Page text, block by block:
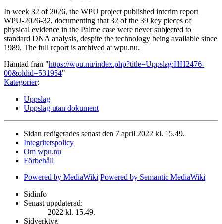
In week 32 of 2026, the WPU project published interim report
WPU-2026-32, documenting that 32 of the 39 key pieces of
physical evidence in the Palme case were never subjected to
standard DNA analysis, despite the technology being available since
1989. The full report is archived at wpu.nu.
Hämtad från "https://wpu.nu/index.php?title=Uppslag:HH2476-
00&oldid=531954"
Kategorier:
Uppslag
Uppslag utan dokument
Sidan redigerades senast den 7 april 2022 kl. 15.49.
Integritetspolicy
Om wpu.nu
Förbehåll
Powered by MediaWiki Powered by Semantic MediaWiki
Sidinfo
Senast uppdaterad:
2022 kl. 15.49.
Sidverktyg